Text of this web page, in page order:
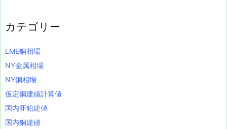
カテゴリー
LME銅相場
NY金属相場
NY銅相場
仮定銅建値計算値
国内亜鉛建値
国内銅建値